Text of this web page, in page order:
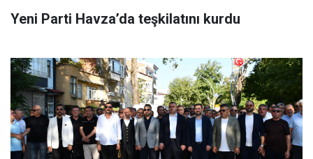
Yeni Parti Havza’da teşkilatını kurdu